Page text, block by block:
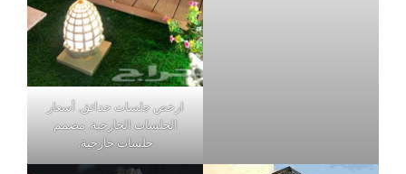
ارخص جلسات حدائق, أسعار
الجلسات الخارجية, مصمم
جلسات خارجية,